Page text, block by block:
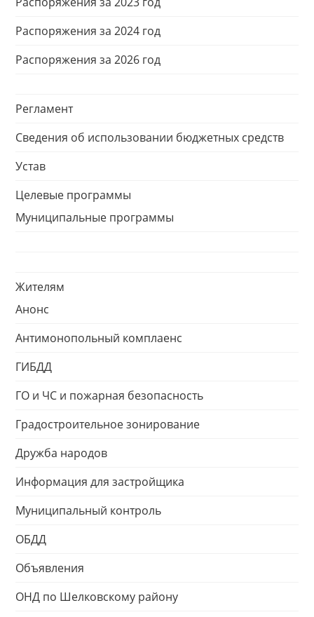
Распоряжения за 2024 год
Распоряжения за 2026 год
Регламент
Сведения об использовании бюджетных средств
Устав
Целевые программы
Муниципальные программы
Жителям
Анонс
Антимонопольный комплаенс
ГИБДД
ГО и ЧС и пожарная безопасность
Градостроительное зонирование
Дружба народов
Информация для застройщика
Муниципальный контроль
ОБДД
Объявления
ОНД по Шелковскому району